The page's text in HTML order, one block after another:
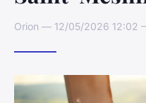
Orion — 12/05/2026 12:02